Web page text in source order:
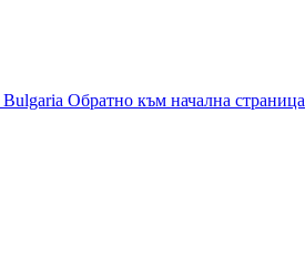
Bulgaria Обратно към начална страница